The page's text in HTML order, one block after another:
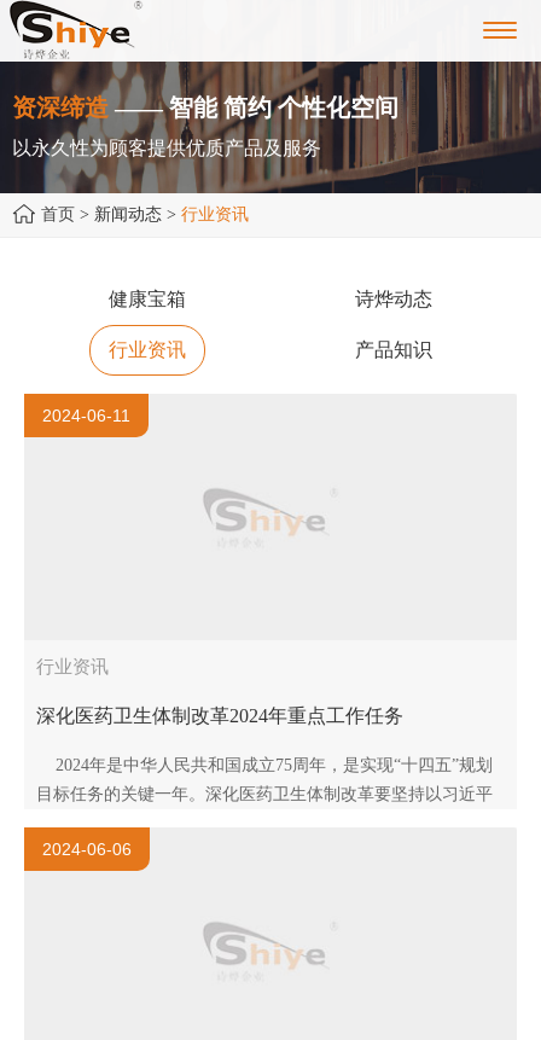
资深缔造 —— 智能 简约 个性化空间
以永久性为顾客提供优质产品及服务
首页 > 新闻动态 > 行业资讯
健康宝箱 诗烨动态
行业资讯 产品知识
2024-06-11
行业资讯
深化医药卫生体制改革2024年重点工作任务
2024年是中华人民共和国成立75周年，是实现“十四五”规划
目标任务的关键一年。深化医药卫生体制改革要坚持以习近平
新时代中国特色社会主义思想为指导，全面贯彻落实党..
2024-06-06